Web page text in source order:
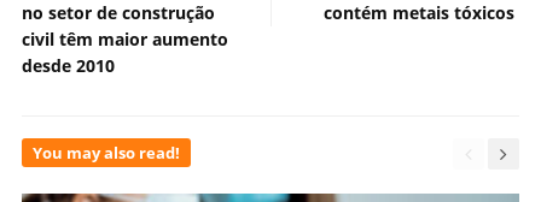
no setor de construção
civil têm maior aumento
desde 2010
contém metais tóxicos
You may also read!